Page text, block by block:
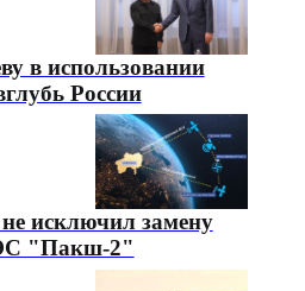
в использовании
России
исключил замену
"Пакш-2"